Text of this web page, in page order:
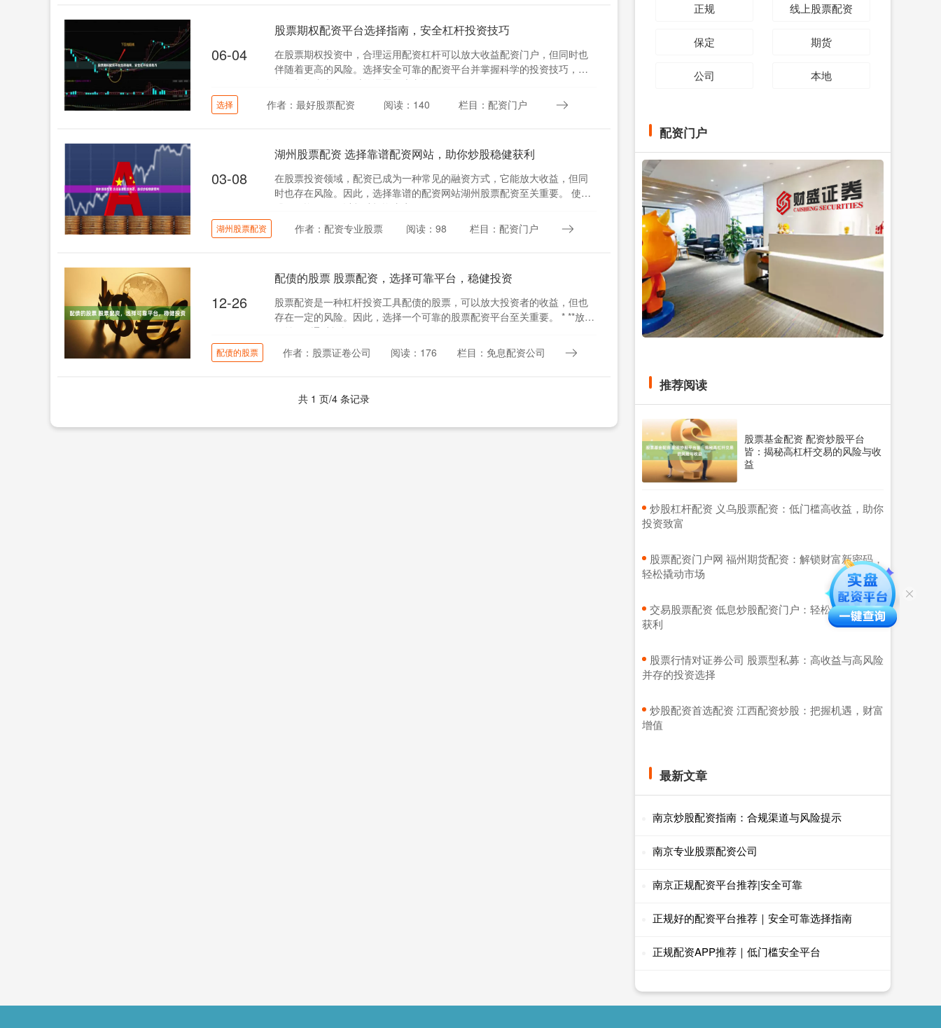
06-04
股票期权配资平台选择指南，安全杠杆投资技巧
在股票期权投资中，合理运用配资杠杆可以放大收益配资门户，但同时也
伴随着更高的风险。选择安全可靠的配资平台并掌握科学的投资技巧，是
每位投资者必须面对的课题。本文将....
选择 作者：最好股票配资 阅读：140 栏目：配资门户
03-08
湖州股票配资 选择靠谱配资网站，助你炒股稳健获利
在股票投资领域，配资已成为一种常见的融资方式，它能放大收益，但同
时也存在风险。因此，选择靠谱的配资网站湖州股票配资至关重要。 使用
股票配资月配可以帮助投资者实现....
湖州股票配资 作者：配资专业股票 阅读：98 栏目：配资门户
12-26
配债的股票 股票配资，选择可靠平台，稳健投资
股票配资是一种杠杆投资工具配债的股票，可以放大投资者的收益，但也
存在一定的风险。因此，选择一个可靠的股票配资平台至关重要。 * **放大
收益：**通过杠杆作用，....
配债的股票 作者：股票证卷公司 阅读：176 栏目：免息配资公司
共 1 页/4 条记录
正规 线上股票配资
保定 期货
公司 本地
配资门户
推荐阅读
股票基金配资 配资炒股平台
皆：揭秘高杠杆交易的风险与收
益
​炒股杠杆配资 义乌股票配资：低门槛高收益，助你
投资致富
​股票配资门户网 福州期货配资：解锁财富新密码，
轻松撬动市场
​交易股票配资 低息炒股配资门户：轻松配资，稳健
获利
​股票行情对证券公司 股票型私募：高收益与高风险
并存的投资选择
​炒股配资首选配资 江西配资炒股：把握机遇，财富
增值
最新文章
南京炒股配资指南：合规渠道与风险提示
南京专业股票配资公司
南京正规配资平台推荐|安全可靠
正规好的配资平台推荐｜安全可靠选择指南
正规配资APP推荐｜低门槛安全平台